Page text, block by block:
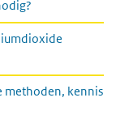
methoden, kennis